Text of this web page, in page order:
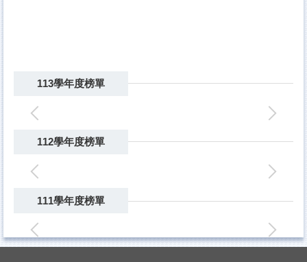
113學年度榜單
112學年度榜單
111學年度榜單